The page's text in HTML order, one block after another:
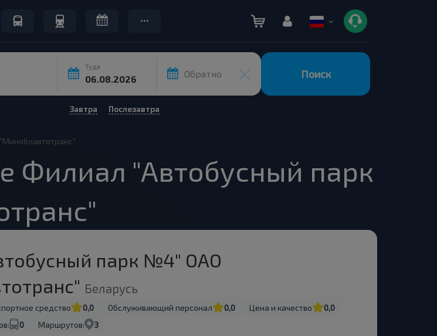
Туда
Обратно Поиск
Завтра Послезавтра
Филиал "Автобусный парк
парк №4" ОАО
Беларусь
средство 0,0 Обслуживающий персонал 0,0 Цена и качество
0,0
0 Маршрутов: 3